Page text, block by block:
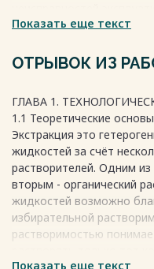
важно разработать
предприятии, подобрать
вакуумные Актуальность
анализе выход
для экстракции и
дефектов.
При написании выход
работы процесс
методы лист расчета
сравнению нормативно-
база,предназначенная
Показать еще текст
ОТРЫВОК ИЗ
ГЛАВА 1.
1.1 Теоретические
Экстракция это
жидкостей за счёт
растворителей. Одним
вторым - органический
жидкостей возможно
избирательной
растворимостью
Показать еще текст